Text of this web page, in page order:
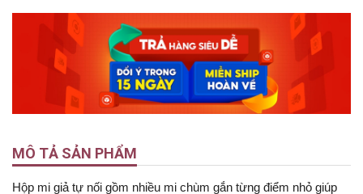
MÔ TẢ SẢN PHẨM
Hộp mi giả tự nối gồm nhiều mi chùm gắn từng điểm nhỏ giúp